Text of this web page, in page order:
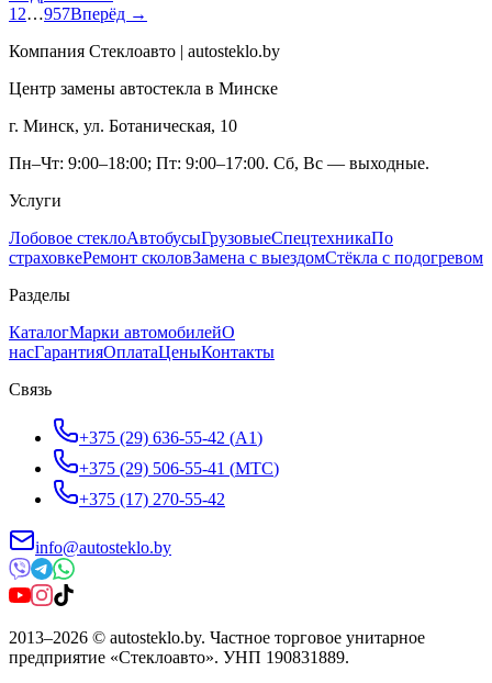
1 2…957Вперёд →
Компания Стеклоавто | autosteklo.by
Центр замены автостекла в Минске
г. Минск, ул. Ботаническая, 10
Пн–Чт: 9:00–18:00; Пт: 9:00–17:00. Сб, Вс — выходные.
Услуги
Лобовое стеклоАвтобусыГрузовыеСпецтехникаПо
страховкеРемонт сколовЗамена с выездомСтёкла с подогревом
Разделы
КаталогМарки автомобилейО
насГарантияОплатаЦеныКонтакты
Связь
+375 (29) 636-55-42 (A1)
+375 (29) 506-55-41 (МТС)
+375 (17) 270-55-42
info@autosteklo.by
2013–2026 © autosteklo.by. Частное торговое унитарное
предприятие «Стеклоавто». УНП 190831889.